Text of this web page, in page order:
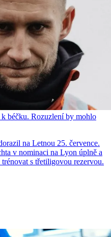
béčku. Rozuzlení by mohlo
na Letnou 25. července.
v nominaci na Lyon úplně a
s třetiligovou rezervou.